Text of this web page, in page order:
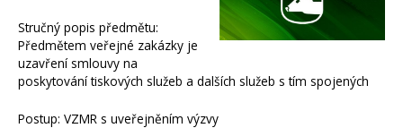
Stručný popis předmětu:
Předmětem veřejné zakázky je
uzavření smlouvy na
poskytování tiskových služeb a dalších služeb s tím spojených
Postup: VZMR s uveřejněním výzvy